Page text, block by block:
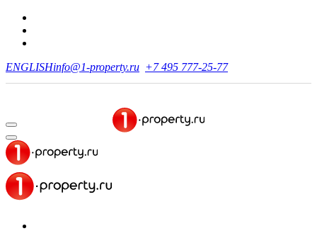
ENGLISHinfo@1-property.ru +7 495 777-25-77